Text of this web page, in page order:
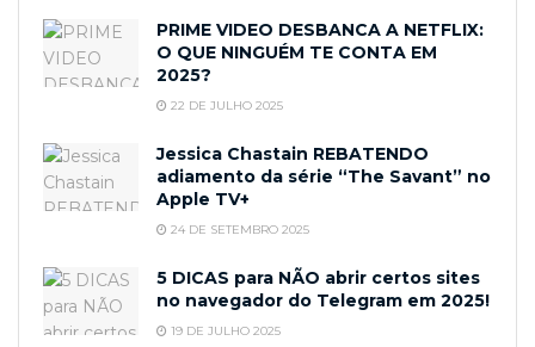
PRIME VIDEO DESBANCA A NETFLIX:
O QUE NINGUÉM TE CONTA EM
2025?
22 DE JULHO 2025
Jessica Chastain REBATENDO
adiamento da série “The Savant” no
Apple TV+
24 DE SETEMBRO 2025
5 DICAS para NÃO abrir certos sites
no navegador do Telegram em 2025!
19 DE JULHO 2025